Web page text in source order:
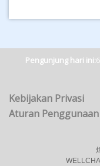
Pengunjung hari ini:
Kebijakan Privasi
Aturan Penggunaan